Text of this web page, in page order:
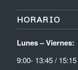
HORARIO
Lunes – Viernes:
9:00- 13:45 /